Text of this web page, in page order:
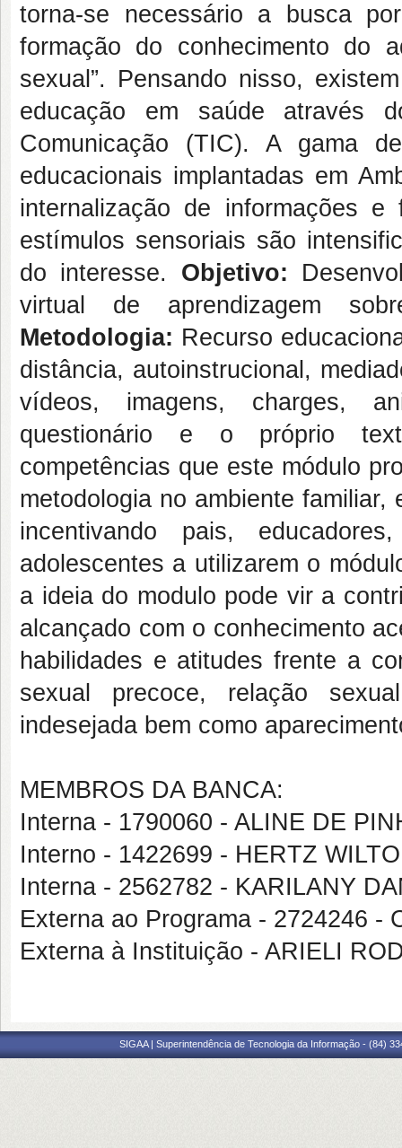
torna-se necessário a busca
formação do conhecimento do
sexual”. Pensando nisso,
educação em saúde através
Comunicação (TIC). A gama
educacionais implantadas em
internalização de informações
estímulos sensoriais são
do interesse. Objetivo:
virtual de aprendizagem
Metodologia: Recurso
distância, autoinstrucional,
vídeos, imagens, charges,
questionário e o próprio
competências que este módulo
metodologia no ambiente
incentivando pais,
adolescentes a utilizarem o
a ideia do modulo pode vir a
alcançado com o conhecimento
habilidades e atitudes frente a
sexual precoce, relação
indesejada bem como
MEMBROS DA BANCA:
Interna - 1790060 - ALINE DE
Interno - 1422699 - HERTZ
Interna - 2562782 - KARILANY
Externa ao Programa - 2724246 -
Externa à Instituição - ARIELI
SIGAA | Superintendência de Tecnologia da Informação - (84)